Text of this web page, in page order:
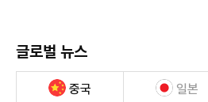
글로벌 뉴스
중국 일본